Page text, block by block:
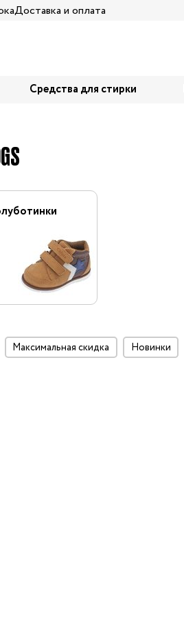
Доставка и оплата
Средства для стирки
максимальная скидка Новинки